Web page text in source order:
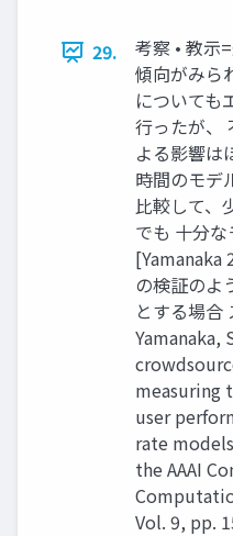
29.
考察 • 教示
傾向がみら
についても
行ったが、
よる影響は
時間のモデ
比較して、
でも 十分
[Yamanaka
の検証のよ
とする場合
measuring
user
rate
the AAAI
Vol. 9, pp.